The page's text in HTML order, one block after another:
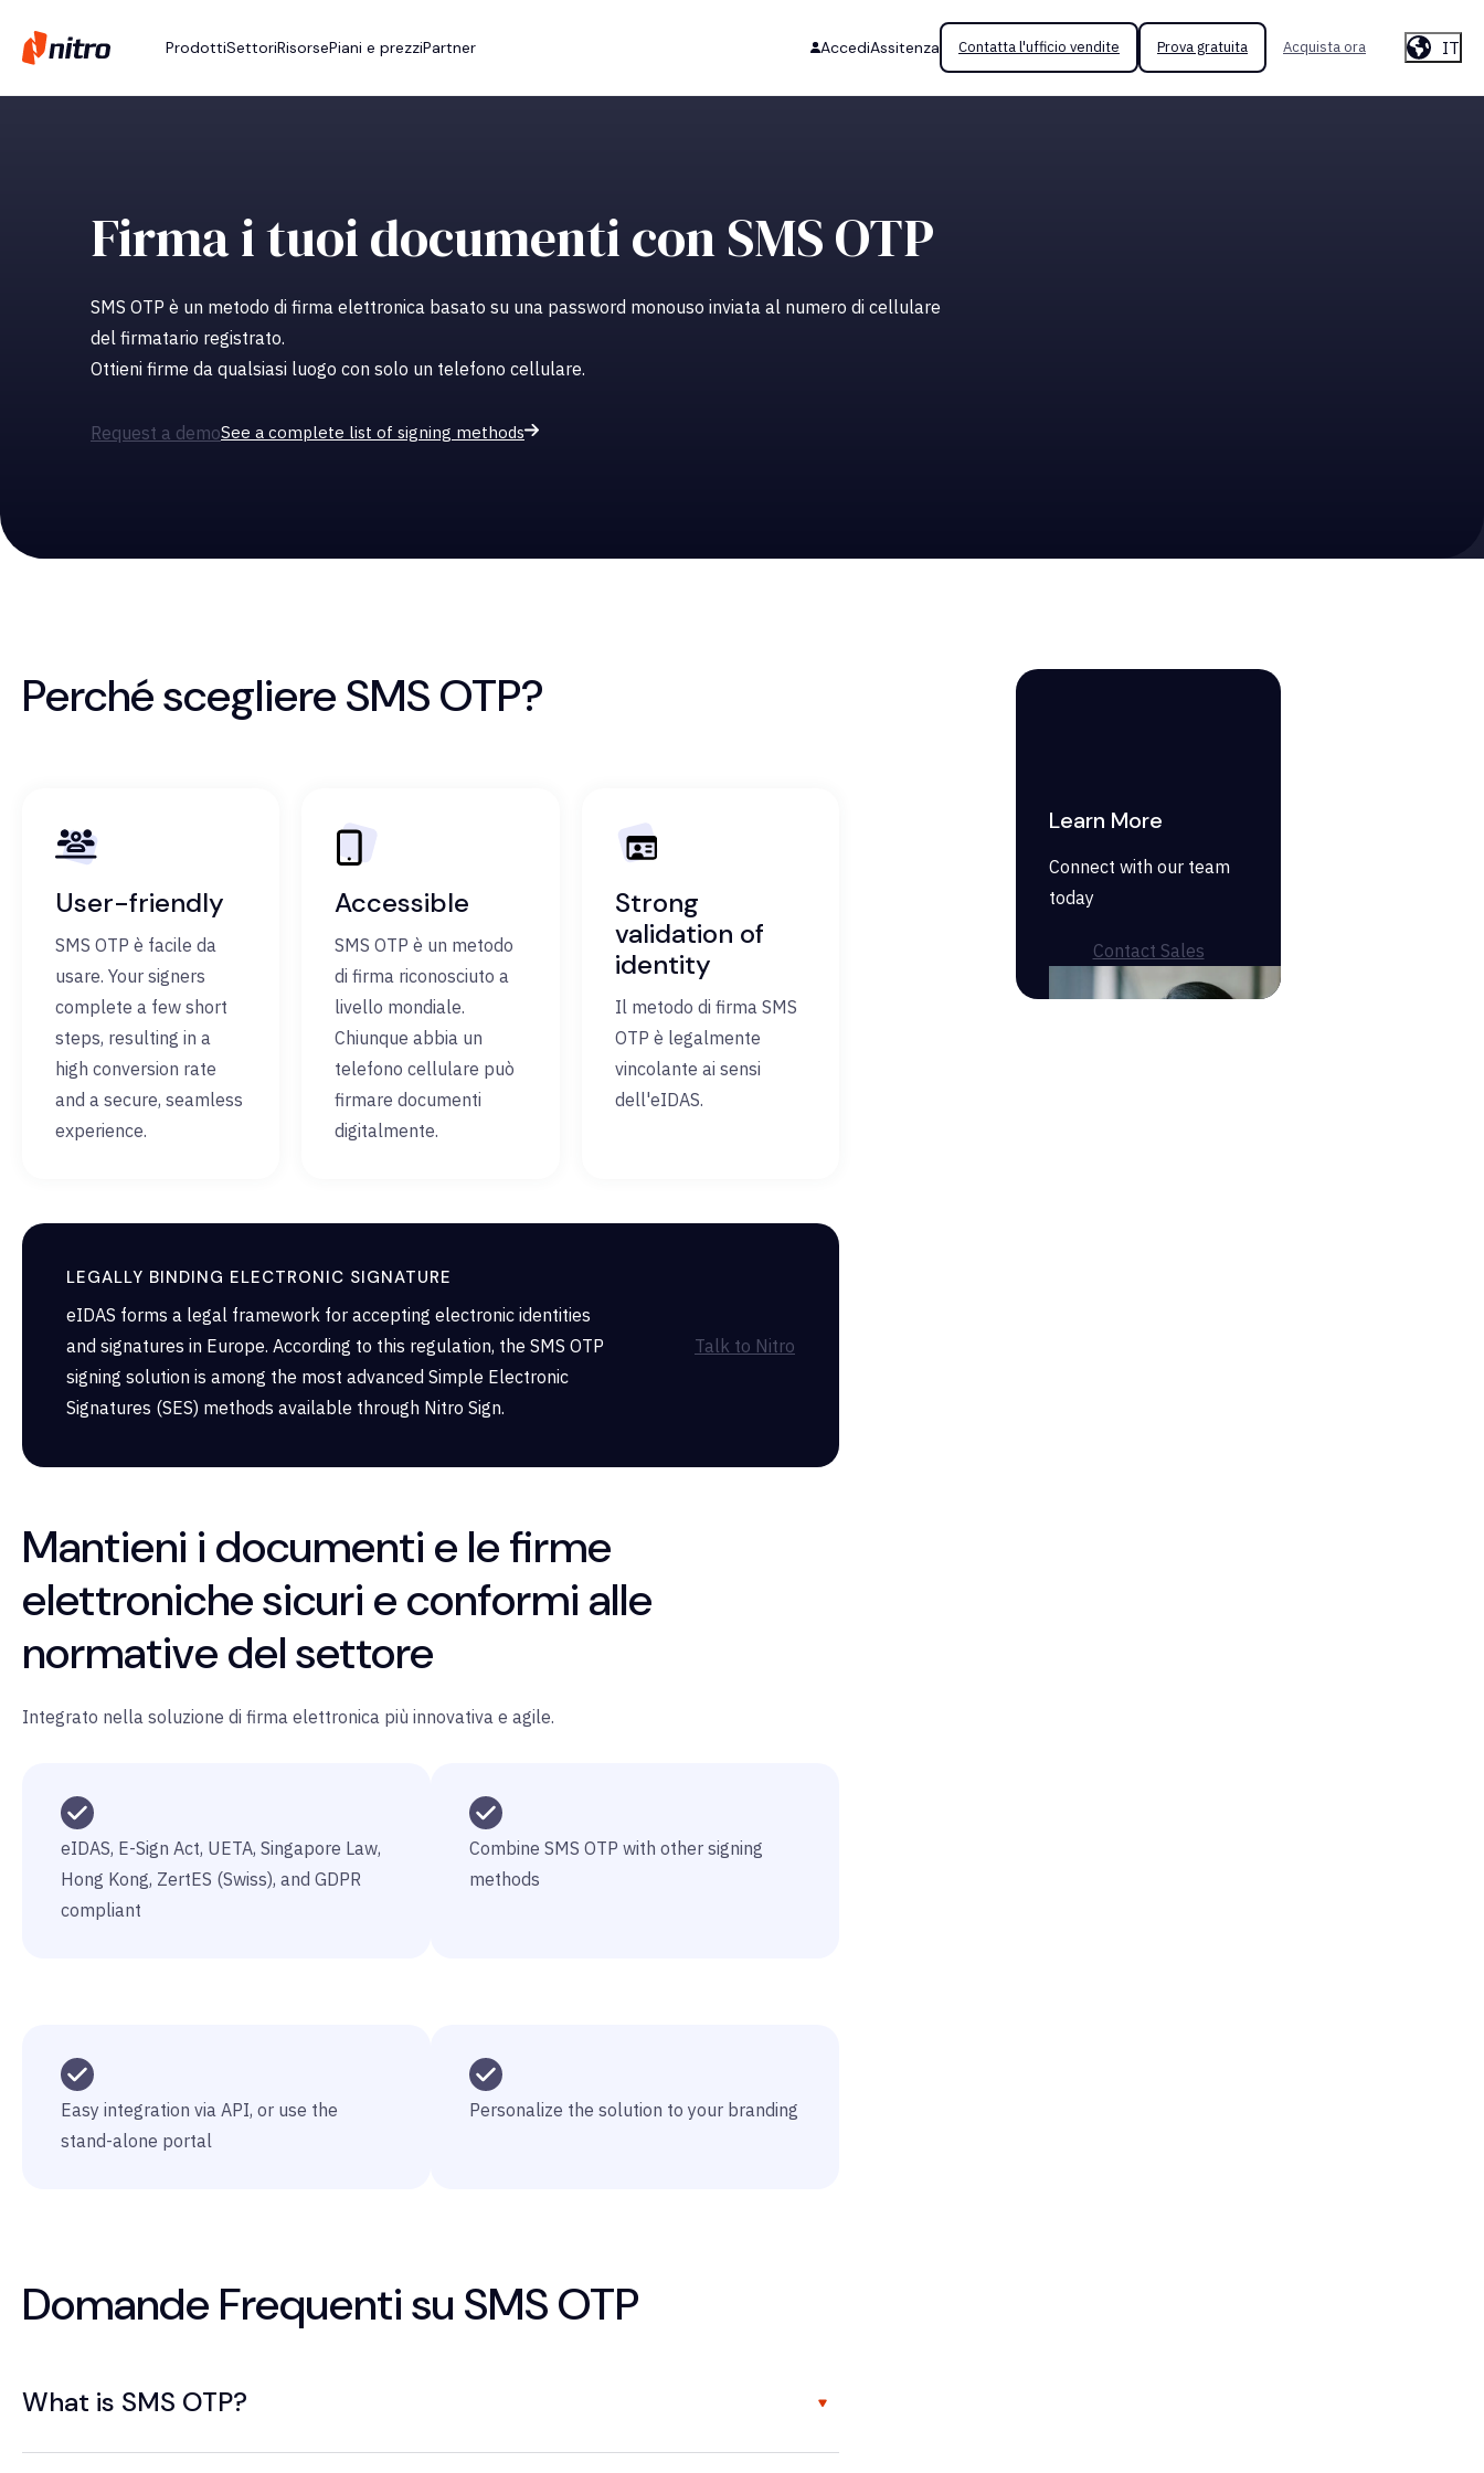
ProdottiSettoriRisorsePiani e prezziPartner AccediAssitenza Contatta l'ufficio vendite Prova gratuita Acquista ora IT
Firma i tuoi documenti con SMS OTP
SMS OTP è un metodo di firma elettronica basato su una password monouso inviata al numero di cellulare
del firmatario registrato.
Ottieni firme da qualsiasi luogo con solo un telefono cellulare.
Request a demoSee a complete list of signing methods
Perché scegliere SMS OTP?
User-friendly
SMS OTP è facile da
usare. Your signers
complete a few short
steps, resulting in a
high conversion rate
and a secure, seamless
experience.
Accessible
SMS OTP è un metodo
di firma riconosciuto a
livello mondiale.
Chiunque abbia un
telefono cellulare può
firmare documenti
digitalmente.
Strong
validation of
identity
Il metodo di firma SMS
OTP è legalmente
vincolante ai sensi
dell'eIDAS.
LEGALLY BINDING ELECTRONIC SIGNATURE
eIDAS forms a legal framework for accepting electronic identities
and signatures in Europe. According to this regulation, the SMS OTP
signing solution is among the most advanced Simple Electronic
Signatures (SES) methods available through Nitro Sign.
Talk to Nitro
Mantieni i documenti e le firme
elettroniche sicuri e conformi alle
normative del settore
Integrato nella soluzione di firma elettronica più innovativa e agile.
eIDAS, E-Sign Act, UETA, Singapore Law,
Hong Kong, ZertES (Swiss), and GDPR
compliant
Combine SMS OTP with other signing
methods
Easy integration via API, or use the
stand-alone portal
Personalize the solution to your branding
Domande Frequenti su SMS OTP
What is SMS OTP?
Learn More
Connect with our team
today
Contact Sales